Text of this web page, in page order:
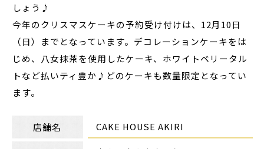
しょう♪
今年のクリスマスケーキの予約受け付けは、12月10日
（日）までとなっています。デコレーションケーキをは
じめ、八女抹茶を使用したケーキ、ホワイトベリータル
トなど払いティ豊か♪どのケーキも数量限定となってい
ます。
店舗名 CAKE HOUSE AKIRI